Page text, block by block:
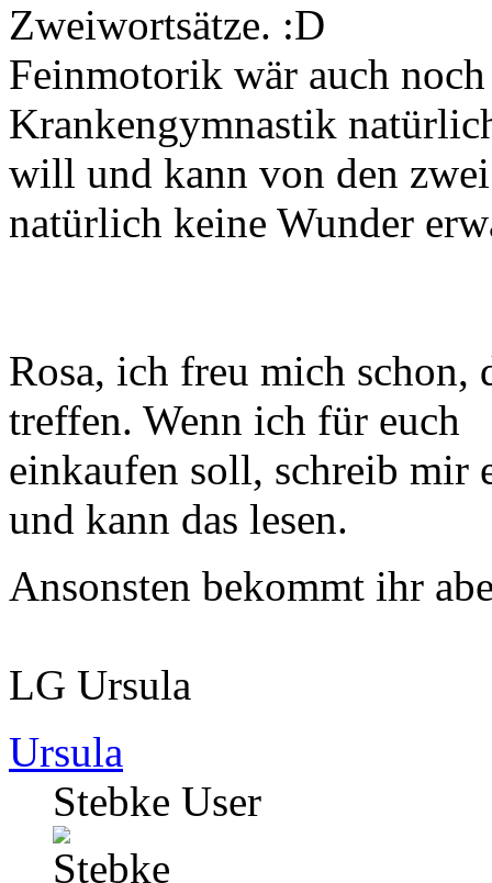
Zweiwortsätze.
Feinmotorik wär auch
Krankengymnastik
will und kann von den
natürlich keine Wunder
Rosa, ich freu mich
treffen. Wenn ich für euch
einkaufen soll, schreib mir
und kann das lesen.
Ansonsten bekommt ihr
LG Ursula
Ursula
Stebke User